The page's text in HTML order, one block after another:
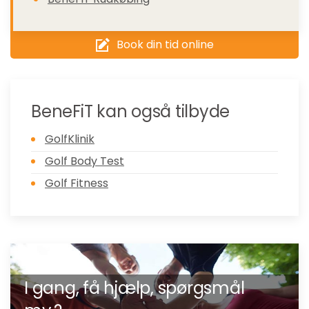
Book din tid online
BeneFiT kan også tilbyde
GolfKlinik
Golf Body Test
Golf Fitness
I gang, få hjælp, spørgsmål